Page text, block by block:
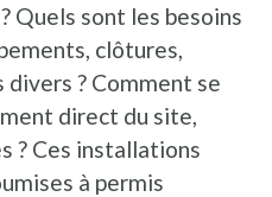
Quels sont les besoins
clôtures,
? Comment se
direct du site,
? Ces installations
à permis